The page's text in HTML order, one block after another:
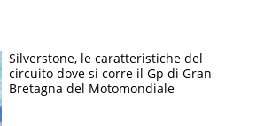
Silverstone, le caratteristiche del
circuito dove si corre il Gp di Gran
Bretagna del Motomondiale